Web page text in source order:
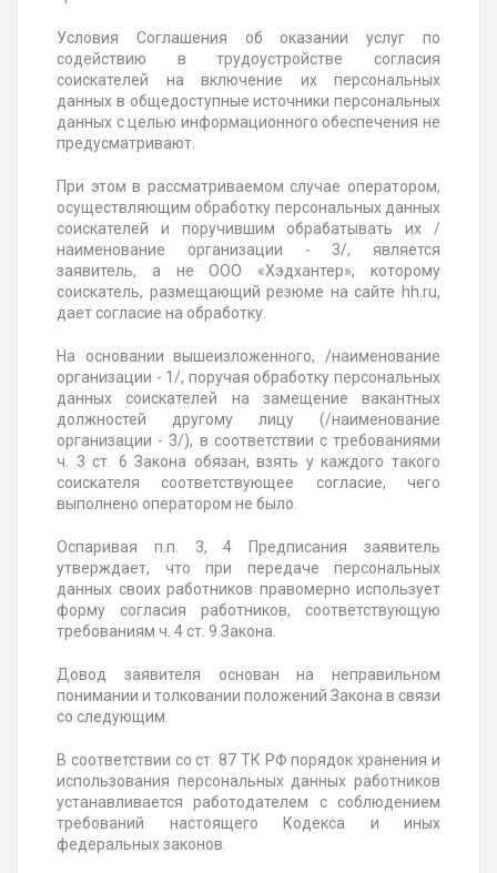
Условия Соглашения об оказании услуг по
содействию в трудоустройстве согласия
соискателей на включение их персональных
данных в общедоступные источники персональных
данных с целью информационного обеспечения не
предусматривают.
При этом в рассматриваемом случае оператором,
осуществляющим обработку персональных данных
соискателей и поручившим обрабатывать их /
наименование организации - 3/, является
заявитель, а не ООО «Хэдхантер», которому
соискатель, размещающий резюме на сайте hh.ru,
дает согласие на обработку.
На основании вышеизложенного, /наименование
организации - 1/, поручая обработку персональных
данных соискателей на замещение вакантных
должностей другому лицу (/наименование
организации - 3/), в соответствии с требованиями
ч. 3 ст. 6 Закона обязан, взять у каждого такого
соискателя соответствующее согласие, чего
выполнено оператором не было.
Оспаривая п.п. 3, 4 Предписания заявитель
утверждает, что при передаче персональных
данных своих работников правомерно использует
форму согласия работников, соответствующую
требованиям ч. 4 ст. 9 Закона.
Довод заявителя основан на неправильном
понимании и толковании положений Закона в связи
со следующим.
В соответствии со ст. 87 ТК РФ порядок хранения и
использования персональных данных работников
устанавливается работодателем с соблюдением
требований настоящего Кодекса и иных
федеральных законов.